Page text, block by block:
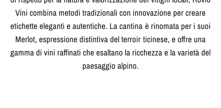
Vini combina metodi tradizionali con innovazione per creare
etichette eleganti e autentiche. La cantina è rinomata per i suoi
Merlot, espressione distintiva del terroir ticinese, e offre una
gamma di vini raffinati che esaltano la ricchezza e la varietà del
paesaggio alpino.